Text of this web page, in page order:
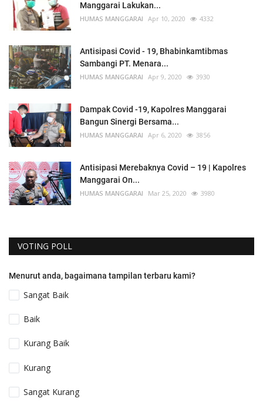
Manggarai Lakukan...
HUMAS MANGGARAI Apr 10, 2020 4332
Antisipasi Covid - 19, Bhabinkamtibmas
Sambangi PT. Menara...
HUMAS MANGGARAI Apr 9, 2020 3930
Dampak Covid -19, Kapolres Manggarai
Bangun Sinergi Bersama...
HUMAS MANGGARAI Apr 6, 2020 3856
Antisipasi Merebaknya Covid – 19 | Kapolres
Manggarai On...
HUMAS MANGGARAI Mar 25, 2020 3980
VOTING POLL
Menurut anda, bagaimana tampilan terbaru kami?
Sangat Baik
Baik
Kurang Baik
Kurang
Sangat Kurang